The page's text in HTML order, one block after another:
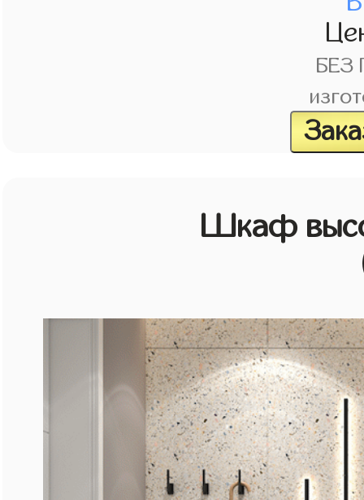
БЕЗ
Шкаф